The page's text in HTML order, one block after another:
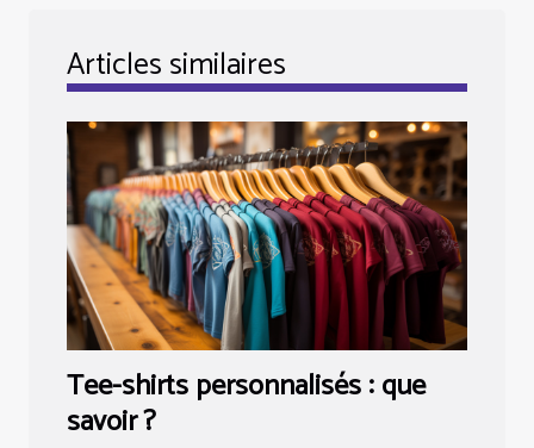
Articles similaires
Tee-shirts personnalisés : que
savoir ?